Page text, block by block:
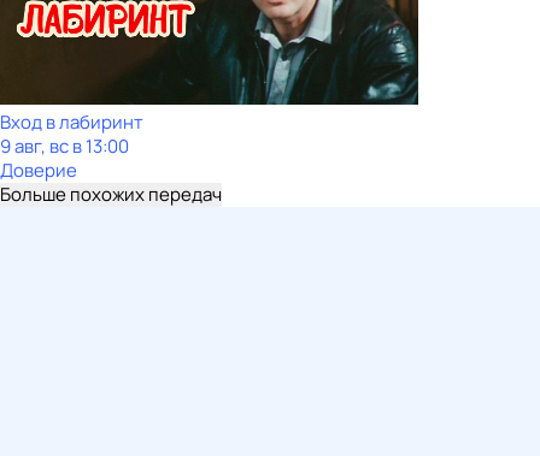
Вход в лабиринт
9 авг, вс в 13:00
Доверие
Больше похожих передач